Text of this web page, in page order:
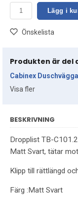
Lägg i
Önskelista
Produkten är del
Cabinex
Visa fler
BESKRIVNING
Dropplist TB-
Matt Svart, tätar
Klipp till rättlängd
Färg :Matt Svart